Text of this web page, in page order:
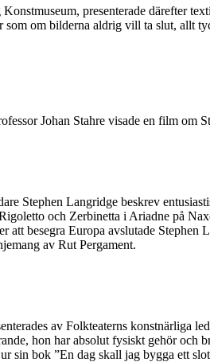
presenterade därefter
om bilderna aldrig vill ta slut, allt
Johan Stahre visade en film om
Stephen Langridge beskrev
och Zerbinetta i Ariadne på
att besegra Europa avslutade
av Rut Pergament.
av Folkteaterns konstnärliga
hon har absolut fysiskt gehör och
sin bok ”En dag skall jag bygga ett